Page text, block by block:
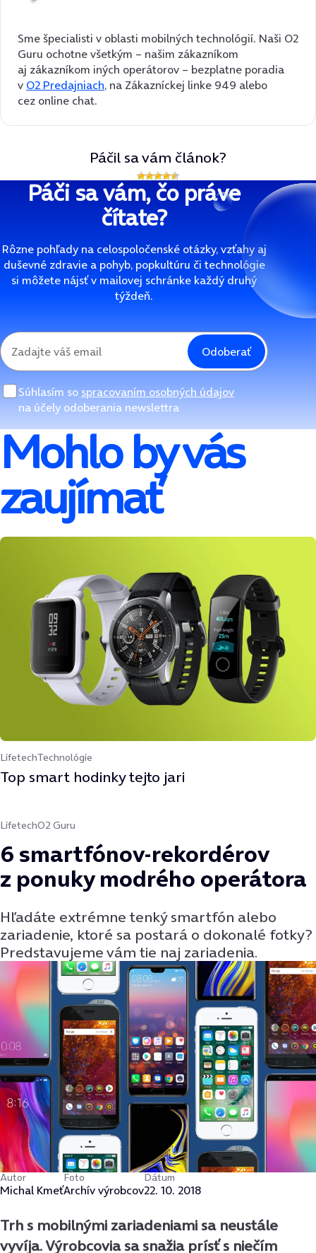
Sme špecialisti v oblasti mobilných technológií. Naši O2
Guru ochotne všetkým – našim zákazníkom
aj zákazníkom iných operátorov – bezplatne poradia
v O2 Predajniach, na Zákazníckej linke 949 alebo
cez online chat.
Páčil sa vám článok?
Páči sa vám, čo práve
čítate?
Rôzne pohľady na celospoločenské otázky, vzťahy aj
duševné zdravie a pohyb, popkultúru či technológie
si môžete nájsť v mailovej schránke každý druhý
týždeň.
Odoberať
Súhlasím so spracovaním osobných údajov
na účely odoberania newslettra
Mohlo by vás
zaujímať
LifetechTechnológie
Top smart hodinky tejto jari
LifetechO2 Guru
6 smartfónov-rekordérov
z ponuky modrého operátora
Hľadáte extrémne tenký smartfón alebo
zariadenie, ktoré sa postará o dokonalé fotky?
Predstavujeme vám tie naj zariadenia.
Autor
Michal Kmeť
Foto
Archív výrobcov
Dátum
22. 10. 2018
Trh s mobilnými zariadeniami sa neustále
vyvíja. Výrobcovia sa snažia prísť s niečím